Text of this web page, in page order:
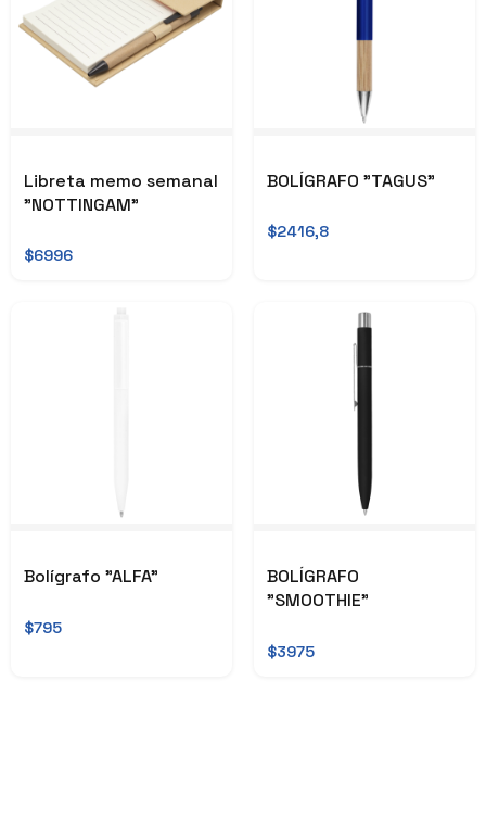
Libreta memo semanal
"NOTTINGAM"
$6996
BOLÍGRAFO "TAGUS"
$2416,8
Bolígrafo "ALFA"
$795
BOLÍGRAFO
"SMOOTHIE"
$3975